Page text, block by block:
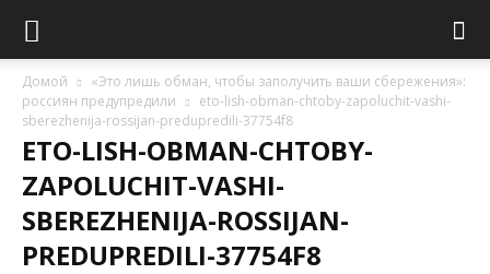
Домой
«Это лишь обман, чтобы заполучить ваши сбережения»:
россиян предупредили
eto-lish-obman-chtoby-zapoluchit-vashi-
sberezhenija-rossijan-predupredili-37754f8
ETO-LISH-OBMAN-CHTOBY-
ZAPOLUCHIT-VASHI-
SBEREZHENIJA-ROSSIJAN-
PREDUPREDILI-37754F8